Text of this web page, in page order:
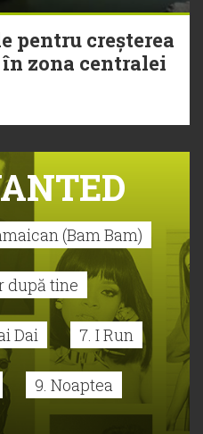
pentru creșterea
zona centralei
(Bam Bam)
după tine
Dai 7. I Run
9. Noaptea